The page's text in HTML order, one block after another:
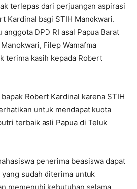
terlepas dari perjuangan aspirasi
Kardinal bagi STIH Manokwari.
DPD RI asal Papua Barat
Filep Wamafma
terima kasih kepada Robert
Robert Kardinal karena STIH
untuk mendapat kuota
terbaik asli Papua di Teluk
penerima beasiswa dapat
yang sudah diterima untuk
memenuhi kebutuhan selama